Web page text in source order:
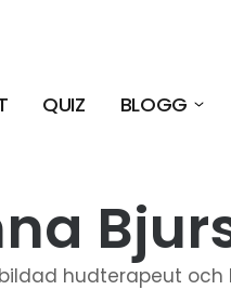
QUIZ BLOGG
hudterapeut